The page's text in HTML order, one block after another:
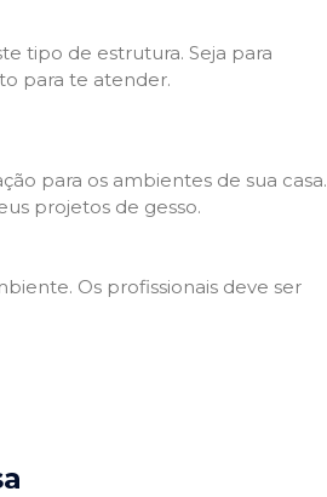
tipo de estrutura. Seja para
para te atender.
para os ambientes de sua casa.
projetos de gesso.
Os profissionais deve ser